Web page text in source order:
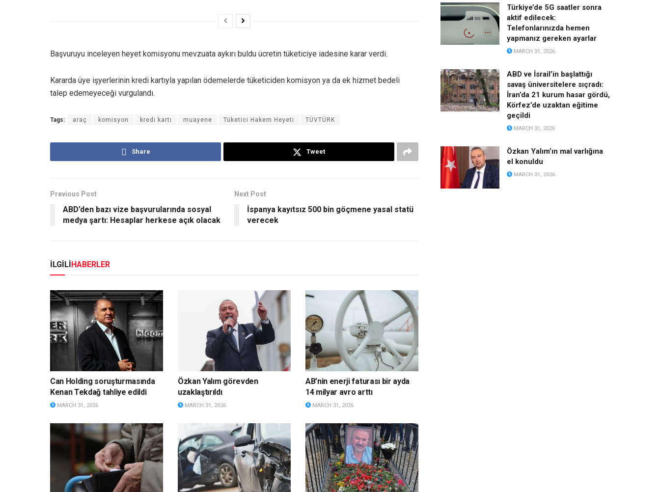
Başvuruyu inceleyen heyet komisyonu mevzuata aykırı buldu ücretin tüketiciye iadesine karar verdi.
Kararda üye işyerlerinin kredi kartıyla yapılan ödemelerde tüketiciden komisyon ya da ek hizmet bedeli
talep edemeyeceği vurgulandı.
Tags: araç komisyon kredi kartı muayene Tüketici Hakem Heyeti TÜVTÜRK
Share Tweet
Previous Post
ABD’den bazı vize başvurularında sosyal
medya şartı: Hesaplar herkese açık olacak
Next Post
İspanya kayıtsız 500 bin göçmene yasal statü
verecek
İLGİLİ HABERLER
Can Holding soruşturmasında
Kenan Tekdağ tahliye edildi
MARCH 31, 2026
Özkan Yalım görevden
uzaklaştırıldı
MARCH 31, 2026
AB’nin enerji faturası bir ayda
14 milyar avro arttı
MARCH 31, 2026
Türkiye’de 5G saatler sonra
aktif edilecek:
Telefonlarınızda hemen
yapmanız gereken ayarlar
MARCH 31, 2026
ABD ve İsrail’in başlattığı
savaş üniversitelere sıçradı:
İran’da 21 kurum hasar gördü,
Körfez’de uzaktan eğitime
geçildi
MARCH 31, 2026
Özkan Yalım’ın mal varlığına
el konuldu
MARCH 31, 2026